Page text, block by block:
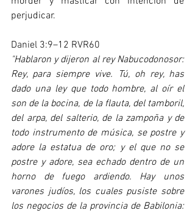
perjudicar.
Daniel 3:9–12 RVR60
"Hablaron y dijeron al rey Nabucodonosor:
Rey, para siempre vive. Tú, oh rey, has
dado una ley que todo hombre, al oír el
son de la bocina, de la flauta, del tamboril,
del arpa, del salterio, de la zampoña y de
todo instrumento de música, se postre y
adore la estatua de oro; y el que no se
postre y adore, sea echado dentro de un
horno de fuego ardiendo. Hay unos
varones judíos, los cuales pusiste sobre
los negocios de la provincia de Babilonia: